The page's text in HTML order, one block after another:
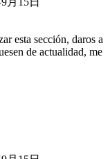
esta sección, daros a
de actualidad, me